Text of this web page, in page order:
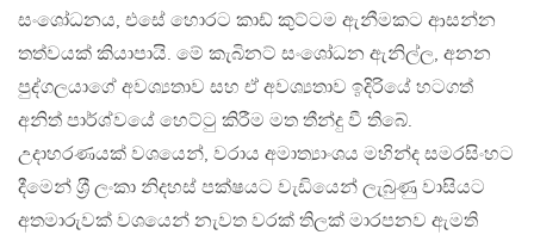
සංශෝධනය, එසේ හොරට කාඩ් කුට්ටම ඇනීමකට ආසන්න
තත්වයක් කියාපායි. මේ කැබිනට් සංශෝධන ඇනිල්ල, අනන
පුද්ගලයාගේ අවශ්‍යතාව සහ ඒ අවශ්‍යතාව ඉදිරියේ හටගත්
අනිත් පාර්ශ්වයේ හෙට්ටු කිරීම මත තීන්දු වී තිබේ.
උදාහරණයක් වශයෙන්, වරාය අමාත්‍යාංශය මහින්ද සමරසිංහට
දීමෙන් ශ‍්‍රී ලංකා නිදහස් පක්ෂයට වැඩියෙන් ලැබුණු වාසියට
අතමාරුවක් වශයෙන් නැවත වරක් තිලක් මාරපනව ඇමති